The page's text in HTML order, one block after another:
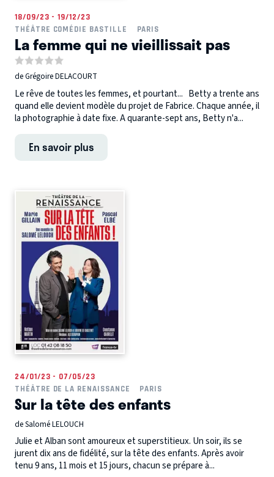
18/09/23 - 19/12/23
THÉÂTRE COMÉDIE BASTILLE
PARIS
La femme qui ne vieillissait pas
de Grégoire DELACOURT
Le rêve de toutes les femmes, et pourtant... Betty a trente ans
quand elle devient modèle du projet de Fabrice. Chaque année, il
la photographie à date fixe. A quarante-sept ans, Betty n'a...
En savoir plus
24/01/23 - 07/05/23
THÉÂTRE DE LA RENAISSANCE
PARIS
Sur la tête des enfants
de Salomé LELOUCH
Julie et Alban sont amoureux et superstitieux. Un soir, ils se
jurent dix ans de fidélité, sur la tête des enfants. Après avoir
tenu 9 ans, 11 mois et 15 jours, chacun se prépare à...